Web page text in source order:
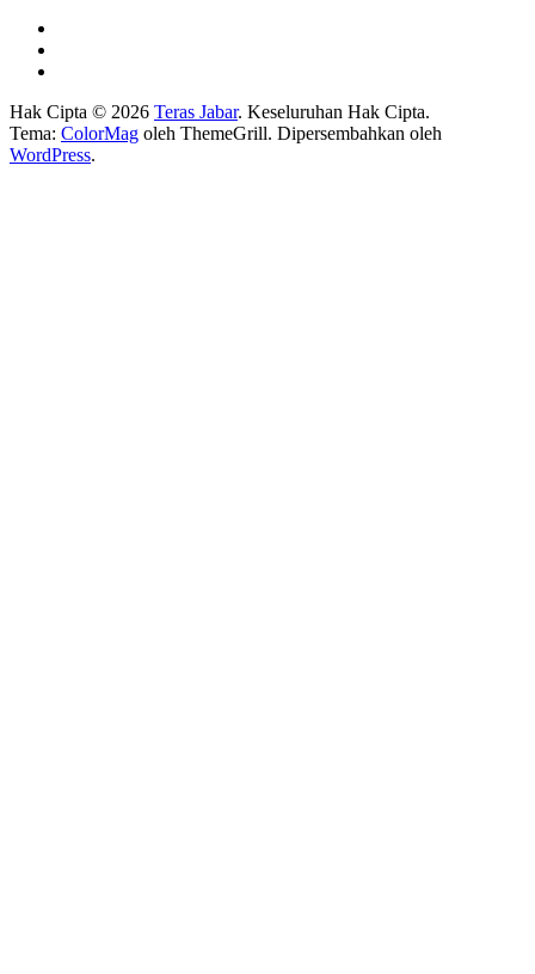
Hak Cipta © 2026 Teras Jabar. Keseluruhan Hak Cipta.
Tema: ColorMag oleh ThemeGrill. Dipersembahkan oleh
WordPress.